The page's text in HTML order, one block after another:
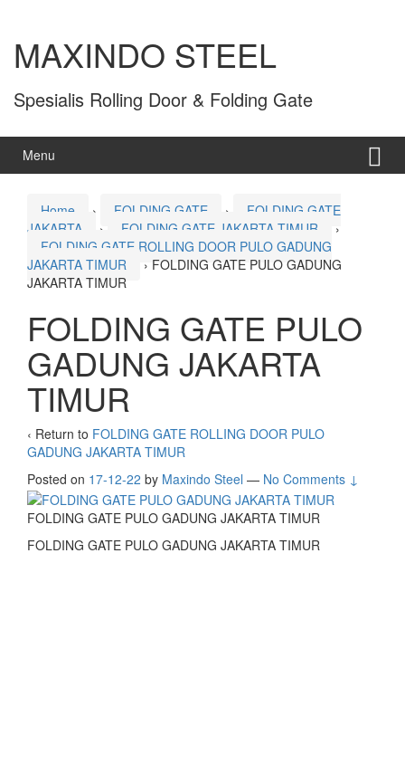
MAXINDO STEEL
Spesialis Rolling Door & Folding Gate
Menu
Home › FOLDING GATE ›
FOLDING GATE
JAKARTA
› FOLDING GATE JAKARTA TIMUR
›
FOLDING GATE ROLLING DOOR PULO GADUNG
JAKARTA TIMUR
› FOLDING GATE PULO GADUNG
JAKARTA TIMUR
FOLDING GATE PULO
GADUNG JAKARTA
TIMUR
‹ Return to FOLDING GATE ROLLING DOOR PULO
GADUNG JAKARTA TIMUR
Posted on 17-12-22 by Maxindo Steel — No Comments ↓
FOLDING GATE PULO GADUNG JAKARTA TIMUR
FOLDING GATE PULO GADUNG JAKARTA TIMUR